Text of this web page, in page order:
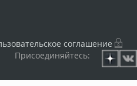
соглашение
Присоединяйтесь: